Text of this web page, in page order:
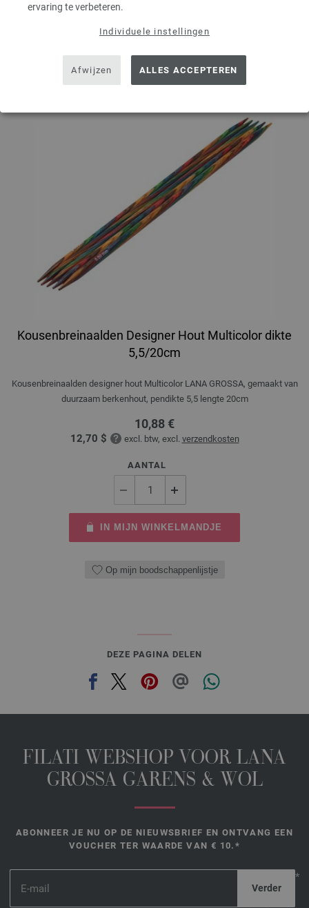
ervaring te verbeteren.
Individuele instellingen
Afwijzen ALLES ACCEPTEREN
Op mijn boodschappenlijstje
Kousenbreinaalden Designer Hout Multicolor dikte
5,5/20cm
Kousenbreinaalden designer hout Multicolor LANA GROSSA, gemaakt van
duurzaam berkenhout, pendikte 5,5 lengte 20cm
10,88 €
12,70 $ excl. btw, excl. verzendkosten
AANTAL
IN MIJN WINKELMANDJE
Op mijn boodschappenlijstje
DEZE PAGINA DELEN
FILATI WEBSHOP VOOR LANA
GROSSA GARENS & WOL
ABONNEER JE NU OP DE NIEUWSBRIEF EN ONTVANG EEN
VOUCHER TER WAARDE VAN € 10.*
*